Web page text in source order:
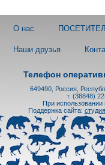
О нас
Наши друзья
Телефон
649490, Россия,
т. (38848)
При использовании
Поддержка сайта: